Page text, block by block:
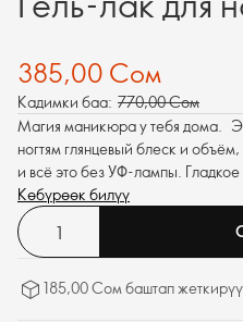
385,00 Сом
Кадимки баа: 770,00 Сом
Магия маникюра у тебя дома.
ногтям глянцевый блеск и
и всё это без УФ-лампы.
ярких оттенков для идеального
Көбүрөөк билүү
185,00 Сом баштап